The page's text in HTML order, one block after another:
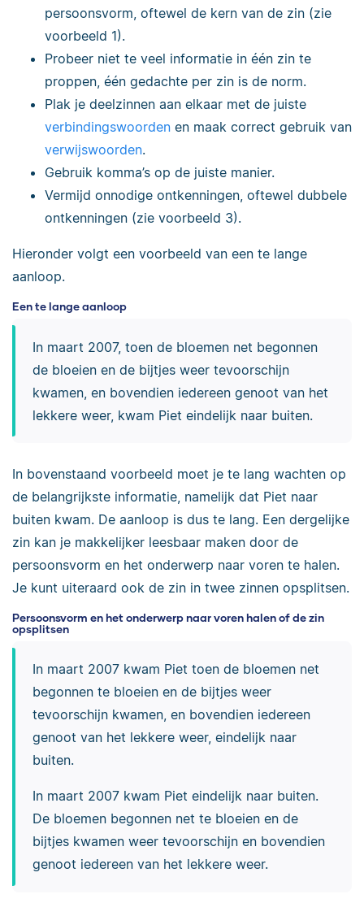
persoonsvorm, oftewel de kern van de zin (zie
voorbeeld 1).
Probeer niet te veel informatie in één zin te
proppen, één gedachte per zin is de norm.
Plak je deelzinnen aan elkaar met de juiste
verbindingswoorden en maak correct gebruik van
verwijswoorden.
Gebruik komma’s op de juiste manier.
Vermijd onnodige ontkenningen, oftewel dubbele
ontkenningen (zie voorbeeld 3).
Hieronder volgt een voorbeeld van een te lange
aanloop.
Een te lange aanloop
In maart 2007, toen de bloemen net begonnen
de bloeien en de bijtjes weer tevoorschijn
kwamen, en bovendien iedereen genoot van het
lekkere weer, kwam Piet eindelijk naar buiten.
In bovenstaand voorbeeld moet je te lang wachten op
de belangrijkste informatie, namelijk dat Piet naar
buiten kwam. De aanloop is dus te lang. Een dergelijke
zin kan je makkelijker leesbaar maken door de
persoonsvorm en het onderwerp naar voren te halen.
Je kunt uiteraard ook de zin in twee zinnen opsplitsen.
Persoonsvorm en het onderwerp naar voren halen of de zin
opsplitsen
In maart 2007 kwam Piet toen de bloemen net
begonnen te bloeien en de bijtjes weer
tevoorschijn kwamen, en bovendien iedereen
genoot van het lekkere weer, eindelijk naar
buiten.
In maart 2007 kwam Piet eindelijk naar buiten.
De bloemen begonnen net te bloeien en de
bijtjes kwamen weer tevoorschijn en bovendien
genoot iedereen van het lekkere weer.